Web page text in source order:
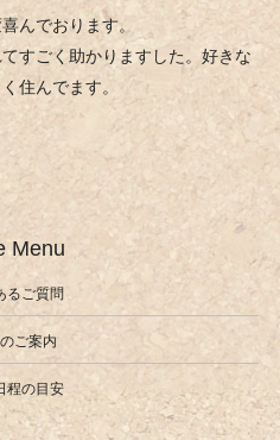
んでおります。
すごく助かりますした。好きな
住んでます。
Menu
るご質問
ご案内
程の目安